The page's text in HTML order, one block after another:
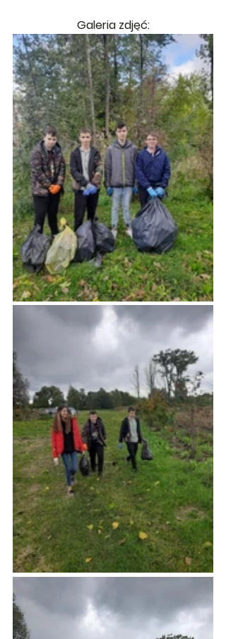
Galeria zdjęć: